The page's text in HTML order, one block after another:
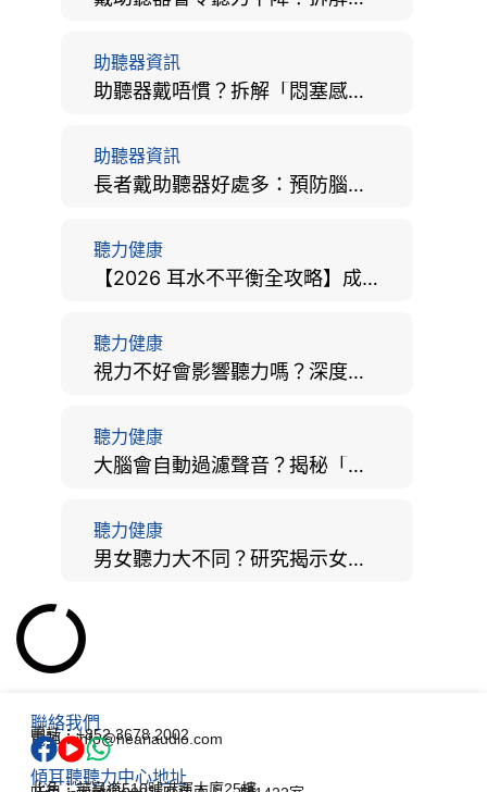
助聽器資訊
助聽器戴唔慣？拆解「悶塞感」成因、堵耳效應與 4 週適應期全攻略
助聽器資訊
長者戴助聽器好處多：預防腦退化、9大誤區破解及家屬陪伴全手冊
聽力健康
【2026 耳水不平衡全攻略】成因、病徵、治療及改善方法
聽力健康
視力不好會影響聽力嗎？深度拆解大腦「眼耳並用」的科學秘密
聽力健康
大腦會自動過濾聲音？揭秘「聽覺注意」機制與聽力健康的深層關係
聽力健康
男女聽力大不同？研究揭示女性聽覺更靈敏！為何男性更易聽力損失？
聯絡我們
電話：+852 3678 2002
電郵：info@heariaudio.com
傾耳聽聽力中心地址